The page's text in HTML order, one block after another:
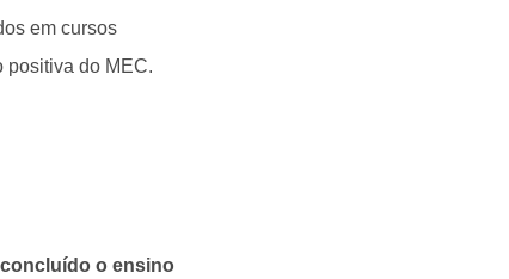
em cursos
positiva do MEC.
o ensino